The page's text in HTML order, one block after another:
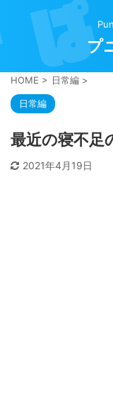
プ
HOME > 日常編 >
日常編
最近の寝不足
2021年4月19日